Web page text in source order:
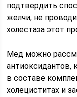
подтвердить
желчи, не
холестаза этот
Мед можно
антиоксидантов,
в составе
холециститах и